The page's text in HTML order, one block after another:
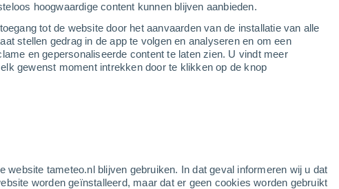
hoogwaardige content kunnen blijven aanbieden.
tot de website door het aanvaarden van de installatie van alle
stellen gedrag in de app te volgen en analyseren en om een
en gepersonaliseerde content te laten zien. U vindt meer
gewenst moment intrekken door te klikken op de knop
tameteo.nl blijven gebruiken. In dat geval informeren wij u dat
worden geïnstalleerd, maar dat er geen cookies worden gebruikt
...
s
Per uur